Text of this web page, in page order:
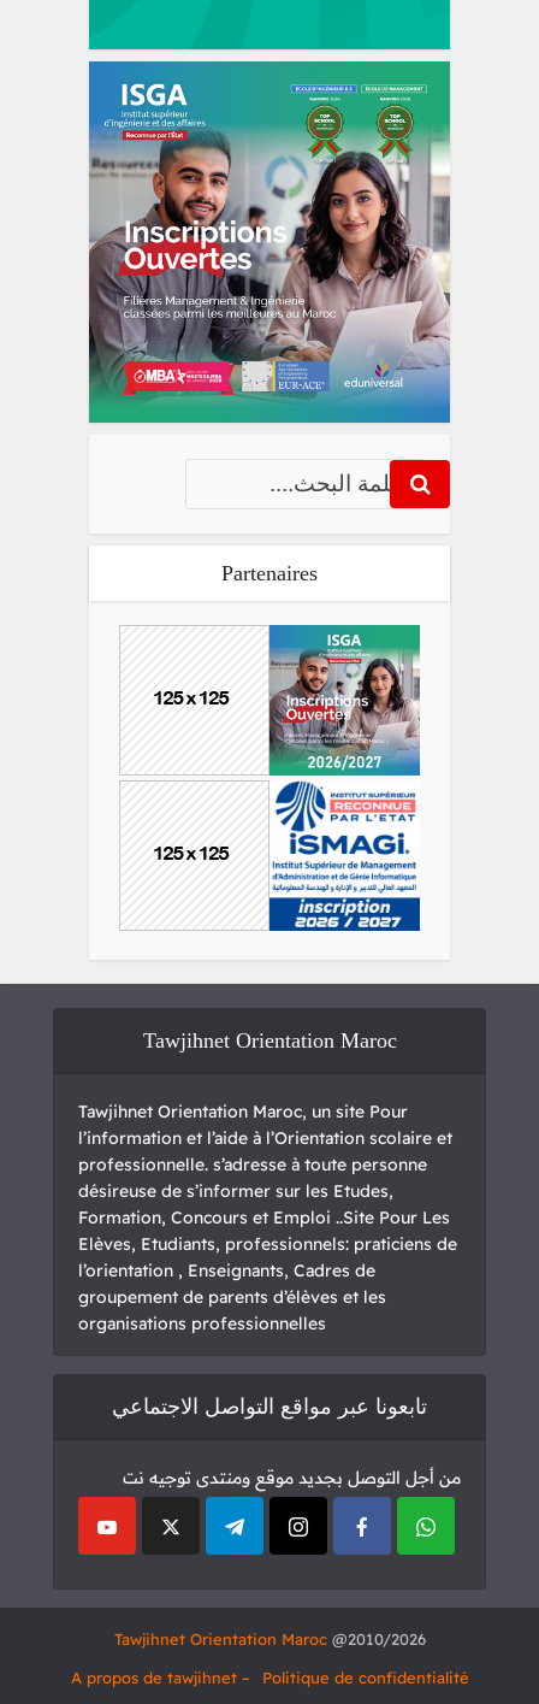
Partenaires
Tawjihnet Orientation Maroc
Tawjihnet Orientation Maroc, un site Pour
l’information et l’aide à l’Orientation scolaire et
professionnelle. s’adresse à toute personne
désireuse de s’informer sur les Etudes,
Formation, Concours et Emploi ..Site Pour Les
Elèves, Etudiants, professionnels: praticiens de
l’orientation , Enseignants, Cadres de
groupement de parents d’élèves et les
organisations professionnelles
تابعونا عبر مواقع التواصل الاجتماعي
من أجل التوصل بجديد موقع ومنتدى توجيه نت
2010/2026@
Tawjihnet Orientation Maroc
Politique de confidentialité
– A propos de tawjihnet